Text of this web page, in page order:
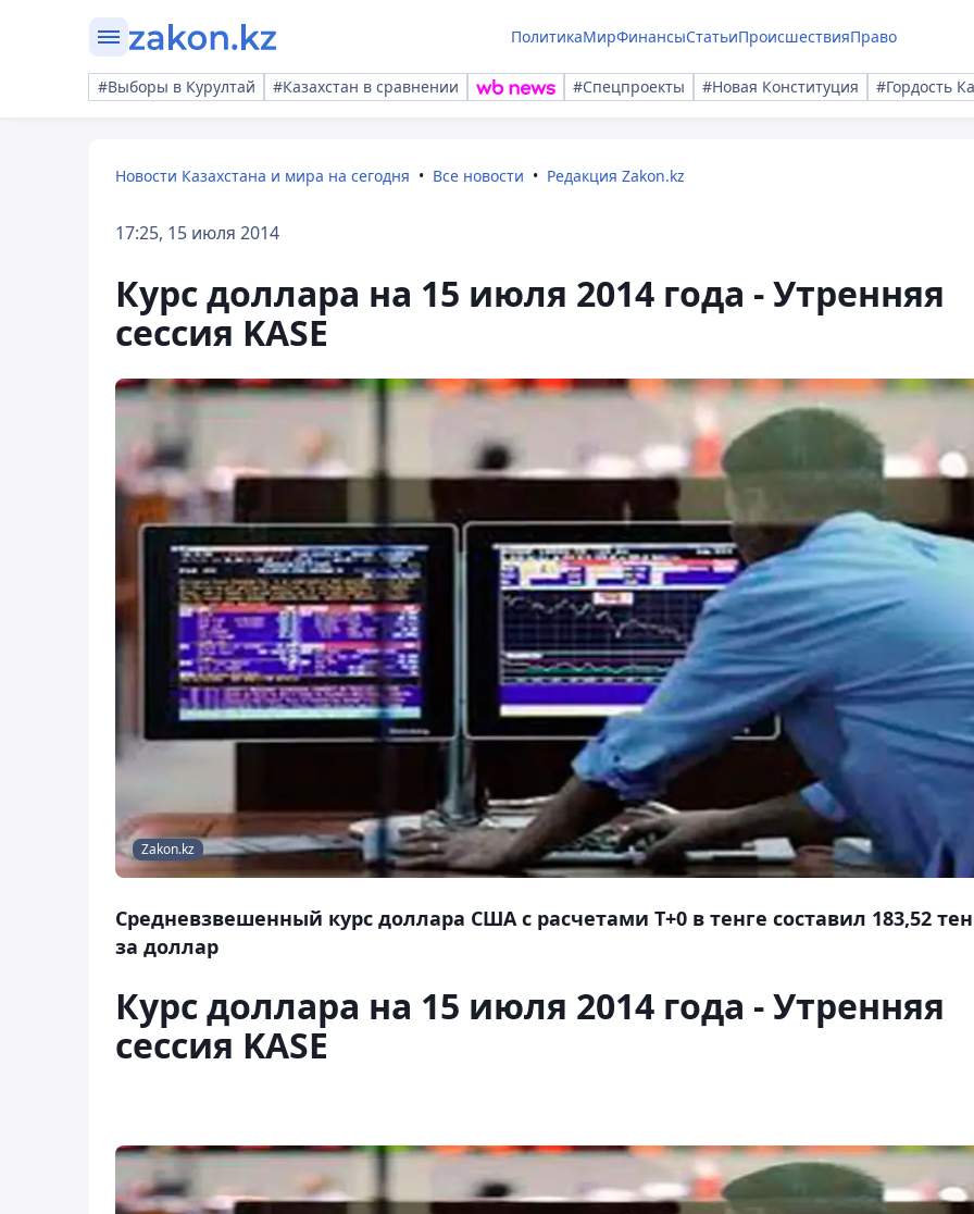
ПолитикаМирФинансыСтатьиПроисшествияПраво
#Выборы в Курултай #Казахстан в сравнении #Спецпроекты #Новая Конституция #Гордость
Новости Казахстана и мира на сегодня Все новости Редакция Zakon.kz
17:25, 15 июля 2014
Курс доллара на 15 июля 2014 года - Утренняя
сессия KASE
Zakon.kz
Средневзвешенный курс доллара США с расчетами T+0 в тенге составил 183,52
за доллар
Курс доллара на 15 июля 2014 года - Утренняя
сессия KASE